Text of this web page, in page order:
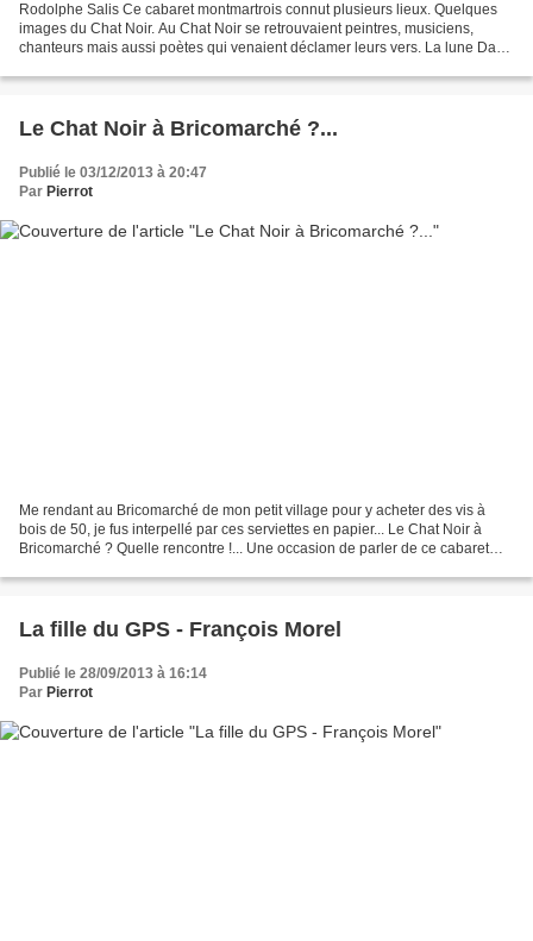
Rodolphe Salis Ce cabaret montmartrois connut plusieurs lieux. Quelques
images du Chat Noir. Au Chat Noir se retrouvaient peintres, musiciens,
chanteurs mais aussi poètes qui venaient déclamer leurs vers. La lune Dans
Le Chat Noir à Bricomarché ?...
Publié le 03/12/2013 à 20:47
Par Pierrot
Me rendant au Bricomarché de mon petit village pour y acheter des vis à
bois de 50, je fus interpellé par ces serviettes en papier... Le Chat Noir à
Bricomarché ? Quelle rencontre !... Une occasion de parler de ce cabaret
La fille du GPS - François Morel
Publié le 28/09/2013 à 16:14
Par Pierrot